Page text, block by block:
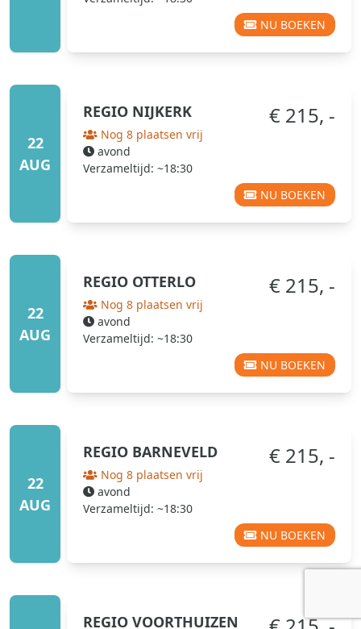
NU BOEKEN
22
AUG
REGIO NIJKERK
Nog 8 plaatsen vrij
avond
Verzameltijd: ~18:30
€ 215, -
NU BOEKEN
22
AUG
REGIO OTTERLO
Nog 8 plaatsen vrij
avond
Verzameltijd: ~18:30
€ 215, -
NU BOEKEN
22
AUG
REGIO BARNEVELD
Nog 8 plaatsen vrij
avond
Verzameltijd: ~18:30
€ 215, -
NU BOEKEN
REGIO VOORTHUIZEN